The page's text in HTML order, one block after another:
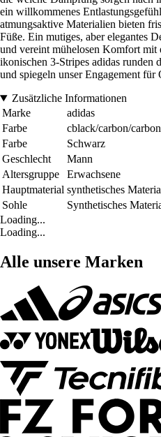
ein willkommenes
atmungsaktive Materialien bieten
Füße. Ein mutiges, aber elegantes
und vereint mühelosen Komfort mit
ikonischen 3-Stripes adidas runden
und spiegeln unser Engagement
Zusätzliche Informationen
Marke
adidas
Farbe
cblack/carbon/carbon
Farbe
Schwarz
Geschlecht
Mann
Altersgruppe
Erwachsene
Hauptmaterial synthetisches
Sohle
Synthetisches
Loading...
Loading...
Alle unsere Marken